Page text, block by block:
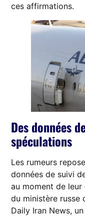
ces affirmations.
Des données
spéculations
Les rumeurs
données de suivi
au moment de
du ministère russe
Daily Iran News,